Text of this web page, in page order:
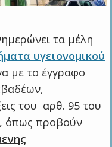
τα μέλη
υγειονομικού
με το έγγραφο
του αρθ. 95 του
όπως προβούν